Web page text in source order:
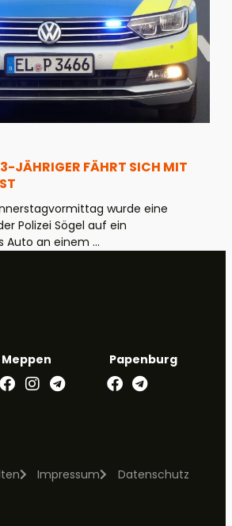
JÄHRIGER FÄHRT SICH MIT
wurde eine
Polizei Sögel auf ein
an einem ...
Meppen Papenburg
Impressum
Datenschutz